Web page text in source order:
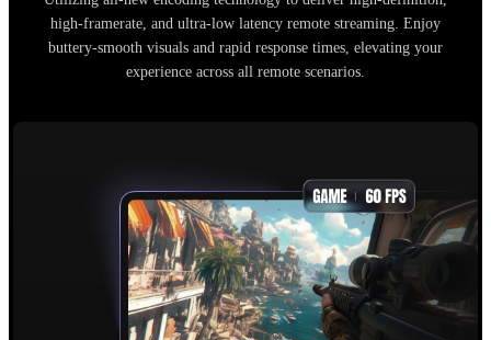
high-framerate, and ultra-low latency remote streaming. Enjoy
buttery-smooth visuals and rapid response times, elevating your
experience across all remote scenarios.